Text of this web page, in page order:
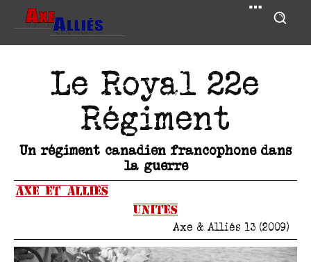
Le Royal 22e
Régiment
Un régiment canadien francophone dans
la guerre
Axe et Alliés
Unités
Axe & Alliés 13 (2009)